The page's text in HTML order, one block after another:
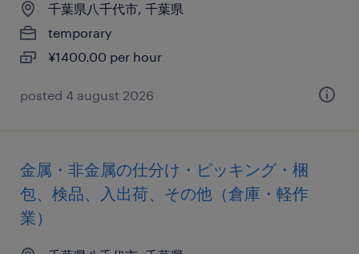
千葉県八千代市, 千葉県
temporary
¥1400.00 per hour
posted 4 august 2026
金属・非金属の仕分け・ピッキング・梱
包、検品、入出荷、その他（倉庫・軽作
業）